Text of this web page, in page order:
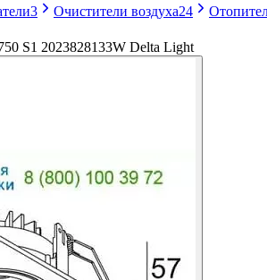
3 Очистители воздуха24
S1 2023828133W Delta Light